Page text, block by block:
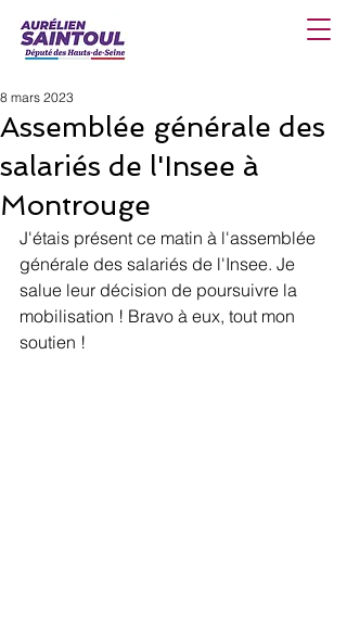
Assemblée générale des
salariés de l'Insee à
Montrouge
8 mars 2023
J'étais présent ce matin à l'assemblée
générale des salariés de l'Insee. Je
salue leur décision de poursuivre la
mobilisation ! Bravo à eux, tout mon
soutien !